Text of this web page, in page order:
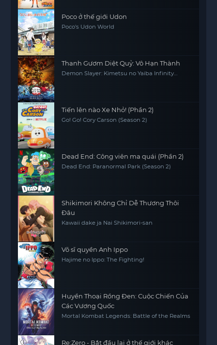
Poco ở thế giới Udon
Poco's Udon World
Thanh Gươm Diệt Quỷ: Vô Hạn Thành
Demon Slayer: Kimetsu no Yaiba Infinity
Tiến lên nào Xe Nhỏ! (Phần 2)
Go! Go! Cory Carson (Season 2)
Dead End: Công viên ma quái (Phần 2)
Dead End: Paranormal Park (Season 2)
Shikimori Không Chỉ Dễ Thương Thôi
Đâu
Kawaii dake ja Nai Shikimori-san
Võ sĩ quyền Anh Ippo
Hajime no Ippo: The Fighting!
Huyền Thoại Rồng Đen: Cuộc Chiến Của
Các Vương Quốc
Mortal Kombat Legends: Battle of the Realms
Re:Zero - Bắt đầu lại ở thế giới khác